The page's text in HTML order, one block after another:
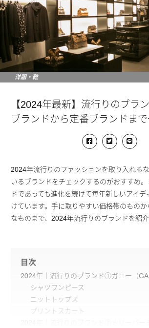
洋服・靴
【2024年最新】流行りのブラ
ブランドから定番ブランドま
2024年流行りのファッションを取り入れる
いるブランドをチェックするのがおすすめ
ドであっても進化を続けて毎年新しいアイ
けています。手に取りやすい価格帯のもの
なものまで、2024年流行りのブランドを紹介
目次
2024年｜流行りのブランド①ガニー（
シャツワンピース
ニットトップス
プリントスカート